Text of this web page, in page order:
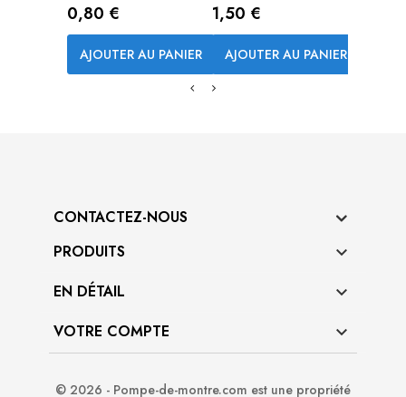
Prix
0,80 €
AJOUTER AU PANIER
Prix
1,50 €
AJOUTER AU PANIER
CONTACTEZ-NOUS
PRODUITS

EN DÉTAIL 
VOTRE COMPTE 
© 2026 - Pompe-de-montre.com est une propriété